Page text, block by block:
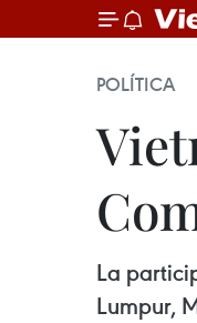
POLÍTICA
La
Lumpur,